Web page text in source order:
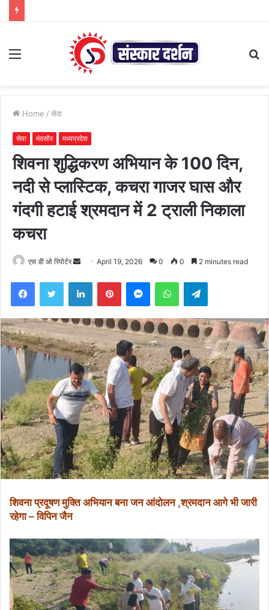
Menu
Home / सेवा
सेवा मंदसौर मध्यप्रदेश
शिवना शुद्धिकरण अभियान के 100 दिन,
नदी से प्लास्टिक, कचरा गाजर घास और
गंदगी हटाई श्रमदान में 2 ट्राली निकाला
कचरा
एस डी ओ रिपोर्टर
Send April 19, 2026 0 0 2 minutes read
FacebookTwitter LinkedInPinterestMessengerWhatsAppTelegram
शिवना प्रदूषण मुक्ति अभियान बना जन आंदोलन ,श्रमदान आगे भी जारी
रहेगा – विपिन जैन